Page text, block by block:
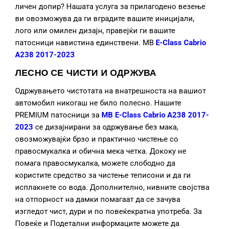
личен допир? Нашата услуга за прилагодено везење
ви овозможува да ги вградите вашите иницијали,
лого или омилен дизајн, правејќи ги вашите
патосници навистина единствени. MB E-Class Cabrio
A238 2017-2023
ЛЕСНО СЕ ЧИСТИ И ОДРЖУВА
Одржувањето чистотата на внатрешноста на вашиот
автомобил никогаш не било полесно. Нашите
PREMIUM патосници за MB E-Class Cabrio A238 2017-
2023 се дизајнирани за одржување без мака,
овозможувајќи брзо и практично чистење со
правосмукалка и обична мека четка. Дококу не
помага правосмукалка, можете слободно да
користите средство за чистење теписони и да ги
исплакнете со вода. Дополнително, нивните својства
на отпорност на дамки помагаат да се зачува
изгледот чист, дури и по повеќекратна употреба. За
Повеќе и Подетални информаците можете да